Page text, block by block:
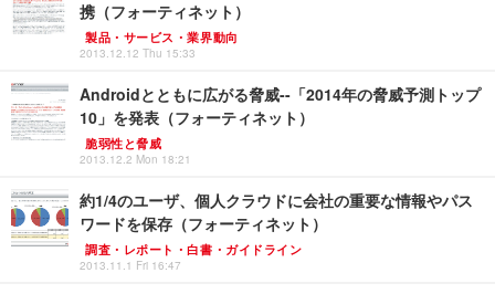
携（フォーティネット）
製品・サービス・業界動向
2013.12.12 Thu 15:33
Androidとともに広がる脅威--「2014年の脅威予測トップ
10」を発表（フォーティネット）
脆弱性と脅威
2013.12.2 Mon 18:21
約1/4のユーザ、個人クラウドに会社の重要な情報やパス
ワードを保存（フォーティネット）
調査・レポート・白書・ガイドライン
2013.11.1 Fri 16:47